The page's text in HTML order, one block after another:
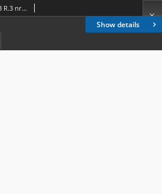
Show details
Dziennik Białostocki 1925.08.03 R.3 nr 212